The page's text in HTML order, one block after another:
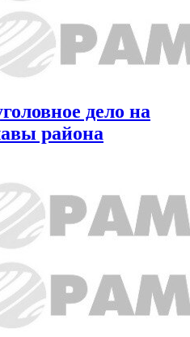
дело на
района